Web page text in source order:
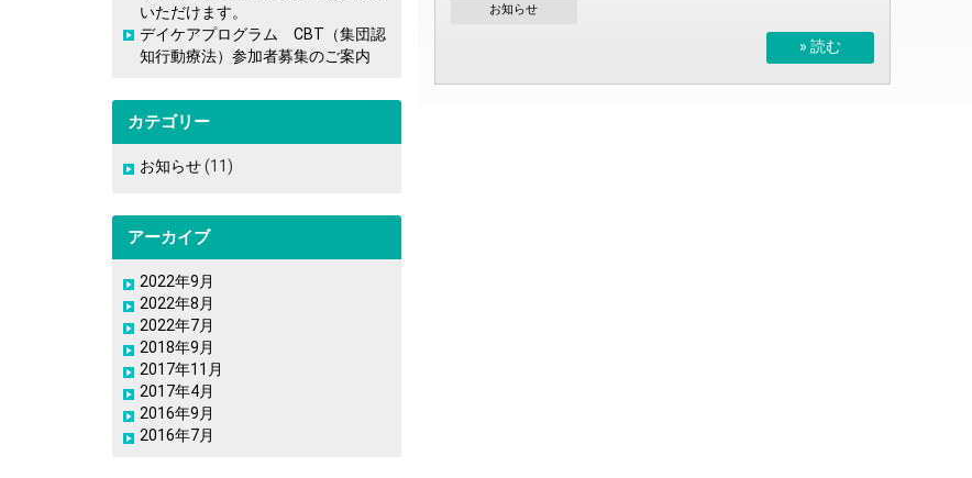
お知らせ
» 読む
いただけます。
デイケアプログラム CBT（集団認
知行動療法）参加者募集のご案内
カテゴリー
お知らせ(11)
アーカイブ
2022年9月
2022年8月
2022年7月
2018年9月
2017年11月
2017年4月
2016年9月
2016年7月